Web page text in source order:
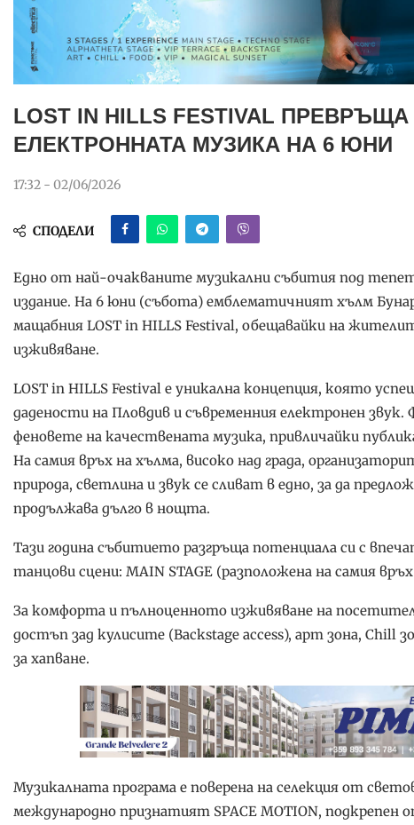
LOST IN HILLS FESTIVAL
ЕЛЕКТРОННАТА МУЗИКА НА 6 ЮНИ
17:32 - 02/06/2026
СПОДЕЛИ
Едно от най-очакваните музикални събития под
издание. На 6 юни (събота) емблематичният хълм
мащабния LOST in HILLS Festival, обещавайки на
изживяване.
LOST in HILLS Festival е уникална концепция, която
дадености на Пловдив и съвременния електронен
феновете на качествената музика, привличайки
На самия връх на хълма, високо над града,
природа, светлина и звук се сливат в едно, за да
продължава дълго в нощта.
Тази година събитието разгръща потенциала си с
танцови сцени: MAIN STAGE (разположена на самия
За комфорта и пълноценното изживяване на
достъп зад кулисите (Backstage access), арт зона, Chill
за хапване.
Музикалната програма е поверена на селекция от
международно признатият SPACE MOTION,